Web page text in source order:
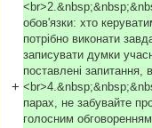
+
обов'язки: хто
потрібно виконати
записувати думки
поставлені запитання,
парах, не забувайте
голосним